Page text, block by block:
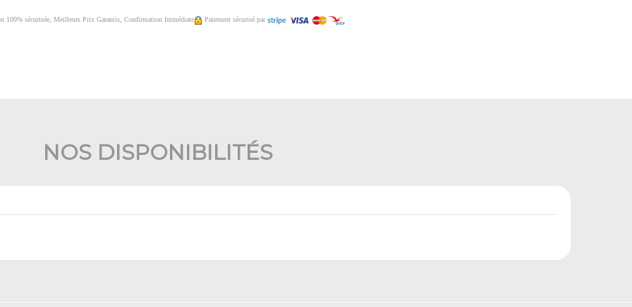
100% sécurisée, Meilleurs Prix Garantis, Confirmation Immédiate Paiement sécurisé par
NOS DISPONIBILITÉS